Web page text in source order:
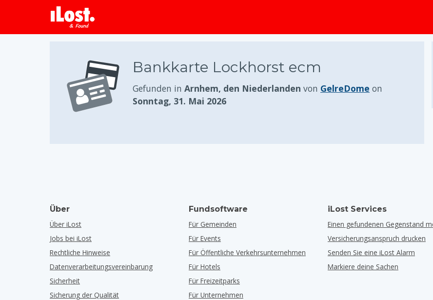
Bankkarte Lockhorst ecm
Gefunden in Arnhem, den Niederlanden von GelreDome on
Sonntag, 31. Mai 2026
Über
Über iLost
Jobs bei iLost
Rechtliche Hinweise
Datenverarbeitungsvereinbarung
Sicherheit
Sicherung der Qualität
Fundsoftware
Für Gemeinden
Für Events
Für Öffentliche Verkehrsunternehmen
Für Hotels
Für Freizeitparks
Für Unternehmen
iLost Services
Einen gefundenen Gegenstand
Versicherungsanspruch drucken
Senden Sie eine iLost Alarm
Markiere deine Sachen